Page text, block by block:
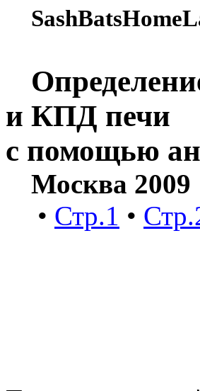
и КПД печи
с помощью
Москва 2009
• Стр.1 •